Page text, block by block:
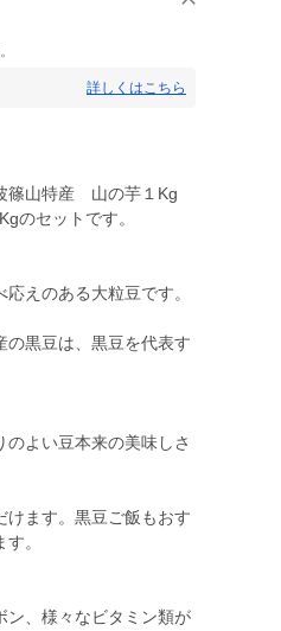
詳しくはこちら
篠山特産 山の芋１Kg
のセットです。
えのある大粒豆です。
の黒豆は、黒豆を代表す
よい豆本来の美味しさ
けます。黒豆ご飯もおす
。
ン、様々なビタミン類が